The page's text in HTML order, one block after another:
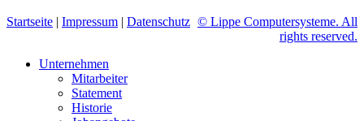
Startseite | Impressum | Datenschutz © Lippe Computersysteme. All
rights reserved.
Unternehmen
Mitarbeiter
Statement
Historie